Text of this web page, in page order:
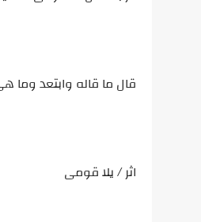
قال ما قاله وابتعد وما
اثر / يلا قومى